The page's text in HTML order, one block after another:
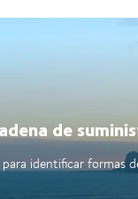
de
identificar formas